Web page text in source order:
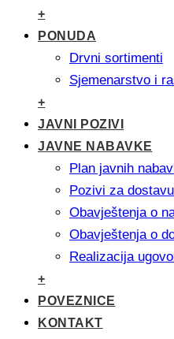
+
PONUDA
Drvni sortimenti
Sjemenarstvo i
+
JAVNI POZIVI
JAVNE NABAVKE
Plan javnih
Pozivi za
Obavještenja o
Obavještenja o
Realizacija
+
POVEZNICE
KONTAKT